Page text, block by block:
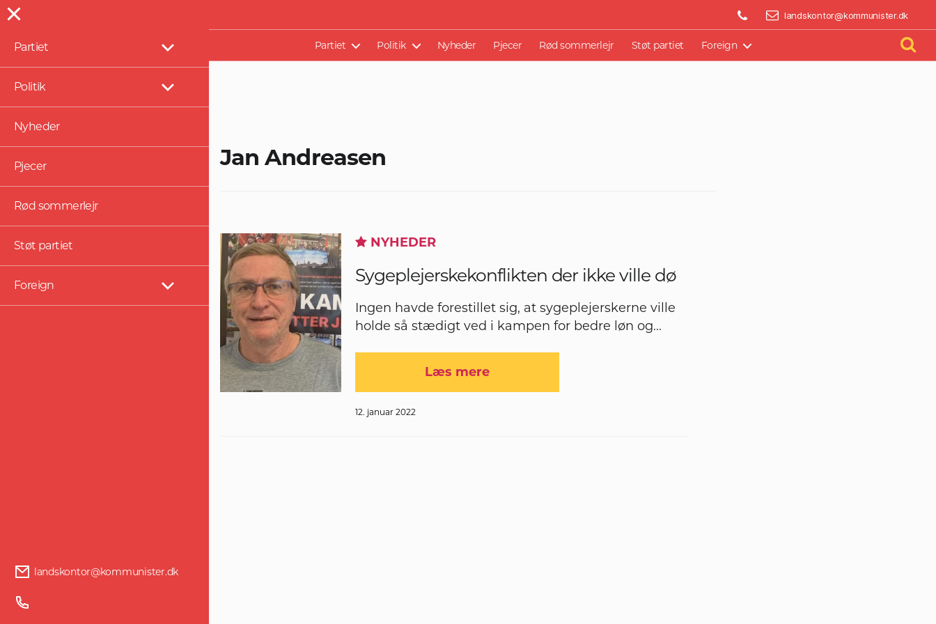
landskontor@kommunister.dk
Partiet Politik Nyheder Pjecer Rød sommerlejr Støt partiet Foreign
BLIV AKTIV
Partiet
Vis
undermenu
Politik
Vis
undermenu
Nyheder
Pjecer
Rød sommerlejr
Støt partiet
Foreign
Vis
undermenu
landskontor@kommunister.dk
Jan Andreasen
NYHEDER
Sygeplejerskekonflikten der ikke ville dø
Ingen havde forestillet sig, at sygeplejerskerne ville
holde så stædigt ved i kampen for bedre løn og...
Læs mere
12. januar 2022